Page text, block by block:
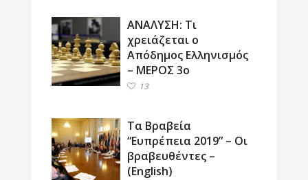
ΑΝΑΛΥΣΗ: Τι
χρειάζεται ο
Απόδημος Ελληνισμός
– ΜΕΡΟΣ 3ο
13
Τα Βραβεία
“Ευπρέπεια 2019” – Οι
βραβευθέντες –
(English)